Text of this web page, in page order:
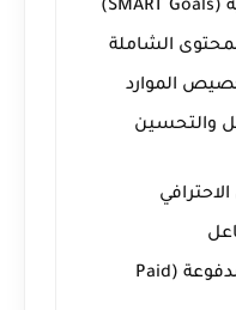
والتحسين
3. حملات الإعلانات المدفوعة (Paid